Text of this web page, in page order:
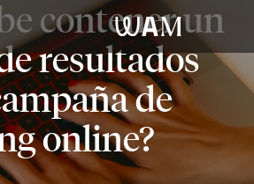
contener un
resultados
de
online?